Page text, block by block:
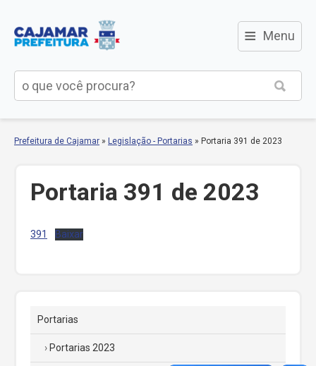
≡ Menu
Prefeitura de Cajamar » Legislação - Portarias » Portaria 391 de 2023
Portaria 391 de 2023
391 Baixar
Portarias
Portarias 2023